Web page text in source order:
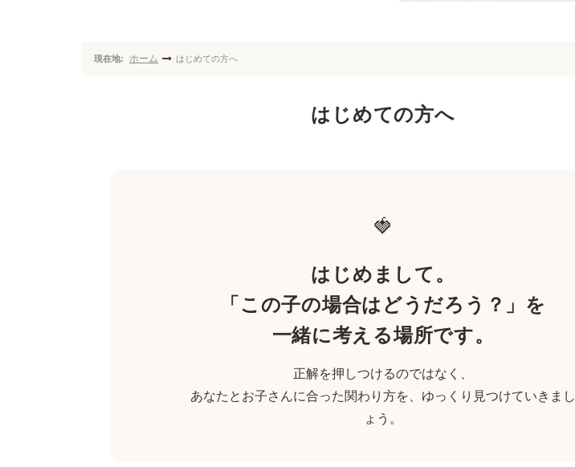
現在地: ホーム はじめての方へ
はじめての方へ
🍓
はじめまして。
「この子の場合はどうだろう？」を
一緒に考える場所です。
正解を押しつけるのではなく、
あなたとお子さんに合った関わり方を、ゆっくり見つけていきまし
ょう。